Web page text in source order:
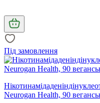
Під замовлення
Neurogan Health, 90